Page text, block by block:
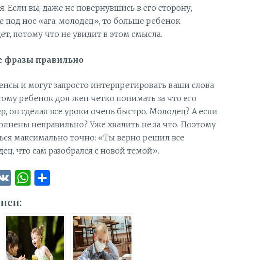
Если вы, даже не повернувшись в его сторону,
под нос «ага, молодец», то больше ребенок
потому что не увидит в этом смысла.
фразы правильно
и могут запросто интерпретировать ваши слова
ребенок дол жен четко понимать за что его
он сделал все уроки очень быстро. Молодец? А если
неправильно? Уже хвалить не за что. Поэтому
максимально точно: «Ты верно решил все
что сам разобрался с новой темой».
kl
as
V W
s
A
p
О
р
а
в